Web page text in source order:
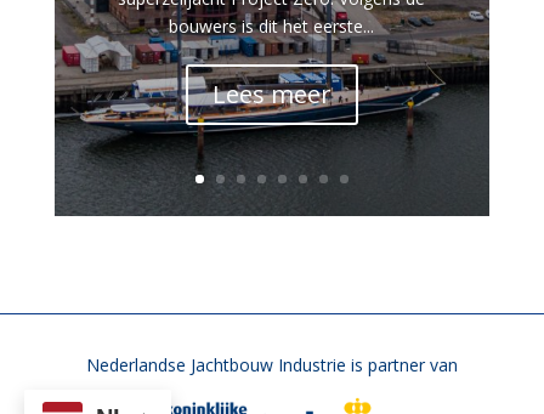
bouwers is dit het eerste...
Lees meer
Nederlandse Jachtbouw Industrie is partner van